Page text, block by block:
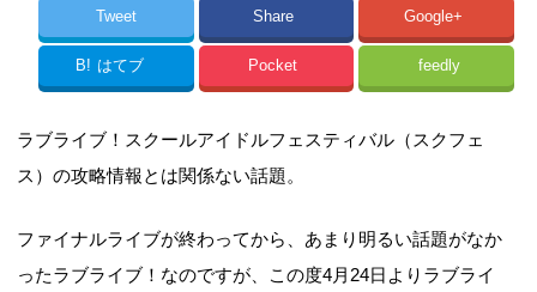
Tweet Share Google+
B! はてブ Pocket feedly
ラブライブ！スクールアイドルフェスティバル（スクフェ
ス）の攻略情報とは関係ない話題。
ファイナルライブが終わってから、あまり明るい話題がなか
ったラブライブ！なのですが、この度4月24日よりラブライ